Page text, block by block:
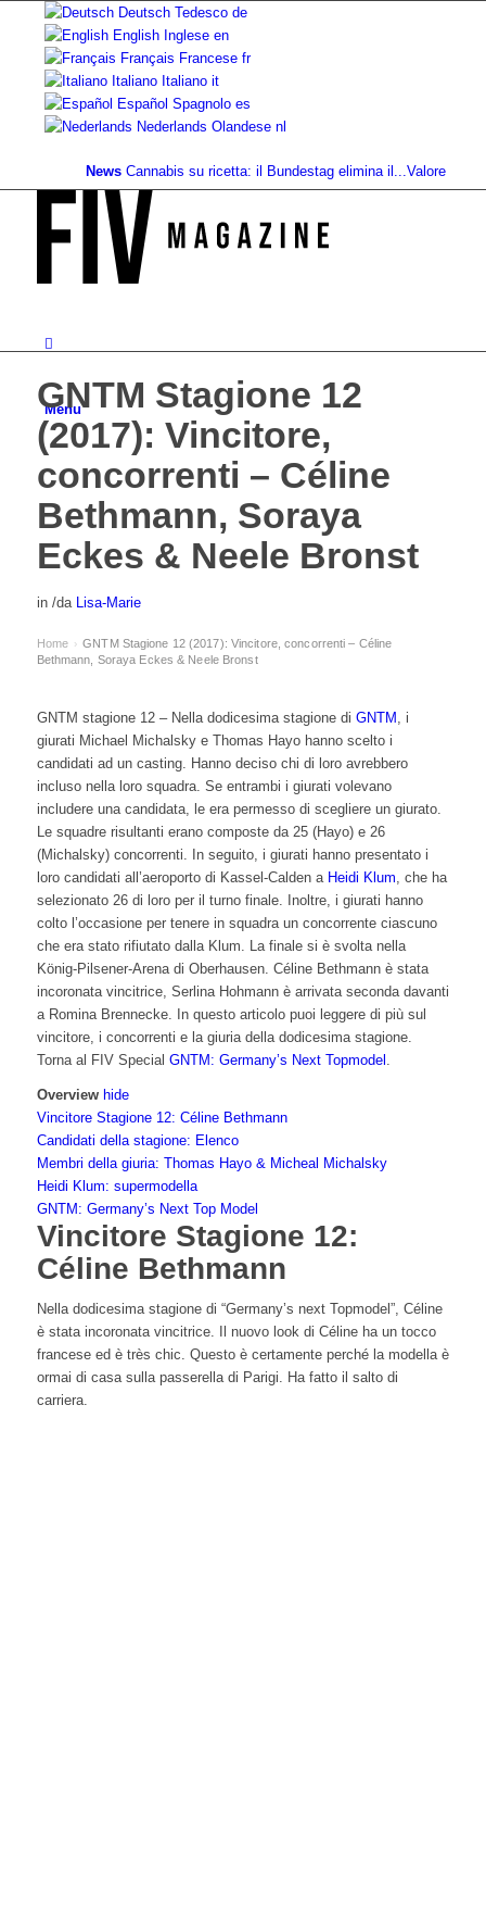
Deutsch Tedesco de
English Inglese en
Français Francese fr
Italiano Italiano it
Español Spagnolo es
Nederlands Olandese nl
News Cannabis su ricetta: il Bundestag elimina il...Valore fondiario
Menu
GNTM Stagione 12
(2017): Vincitore,
concorrenti – Céline
Bethmann, Soraya
Eckes & Neele Bronst
in /da Lisa-Marie
Home › GNTM Stagione 12 (2017): Vincitore, concorrenti – Céline
Bethmann, Soraya Eckes & Neele Bronst
GNTM stagione 12 – Nella dodicesima stagione di GNTM , i
giurati Michael Michalsky e Thomas Hayo hanno scelto i
candidati ad un casting. Hanno deciso chi di loro avrebbero
incluso nella loro squadra. Se entrambi i giurati volevano
includere una candidata, le era permesso di scegliere un giurato.
Le squadre risultanti erano composte da 25 (Hayo) e 26
(Michalsky) concorrenti. In seguito, i giurati hanno presentato i
loro candidati all’aeroporto di Kassel-Calden a Heidi Klum, che ha
selezionato 26 di loro per il turno finale. Inoltre, i giurati hanno
colto l’occasione per tenere in squadra un concorrente ciascuno
che era stato rifiutato dalla Klum. La finale si è svolta nella
König-Pilsener-Arena di Oberhausen. Céline Bethmann è stata
incoronata vincitrice, Serlina Hohmann è arrivata seconda davanti
a Romina Brennecke. In questo articolo puoi leggere di più sul
vincitore, i concorrenti e la giuria della dodicesima stagione.
Torna al FIV Special GNTM: Germany’s Next Topmodel .
Overview hide
Vincitore Stagione 12: Céline Bethmann
Candidati della stagione: Elenco
Membri della giuria: Thomas Hayo & Micheal Michalsky
Heidi Klum: supermodella
GNTM: Germany’s Next Top Model
Vincitore Stagione 12:
Céline Bethmann
Nella dodicesima stagione di “Germany’s next Topmodel”, Céline
è stata incoronata vincitrice. Il nuovo look di Céline ha un tocco
francese ed è très chic. Questo è certamente perché la modella è
ormai di casa sulla passerella di Parigi. Ha fatto il salto di
carriera.